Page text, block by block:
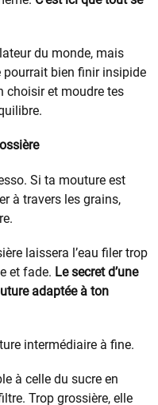
du monde, mais
bien finir insipide
choisir et moudre tes
Si ta mouture est
à travers les grains,
laissera l’eau filer trop
et fade. Le secret d’une
adaptée à ton
intermédiaire à fine.
à celle du sucre en
Trop grossière, elle